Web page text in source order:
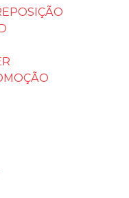
Battery Charger
HÉRCULES
IMPORTADO